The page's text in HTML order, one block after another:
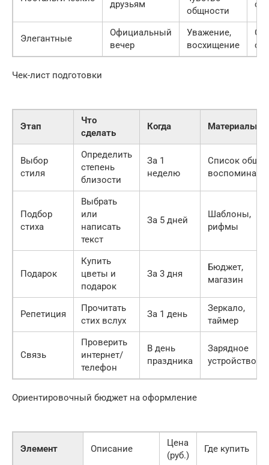
друзьям
общности
Элегантные
Официальный
вечер
Уважение,
восхищение
Чек-лист подготовки
Этап
Что
сделать
Когда Материалы
Выбор
стиля
Определить
степень
близости
За 1
неделю
Список общих
Подбор
стиха
Выбрать
или
написать
текст
За 5 дней
Шаблоны,
рифмы
Подарок
Купить
цветы и
подарок
За 3 дня
Бюджет,
магазин
Репетиция
Прочитать
стих вслух
За 1 день
Зеркало,
таймер
Связь
Проверить
интернет/
телефон
В день
праздника
Зарядное
устройство
Ориентировочный бюджет на оформление
Элемент Описание
Цена
(руб.)
Где купить